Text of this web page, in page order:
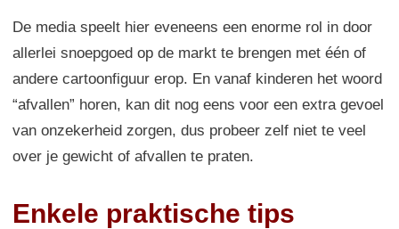
De media speelt hier eveneens een enorme rol in door
allerlei snoepgoed op de markt te brengen met één of
andere cartoonfiguur erop. En vanaf kinderen het woord
“afvallen” horen, kan dit nog eens voor een extra gevoel
van onzekerheid zorgen, dus probeer zelf niet te veel
over je gewicht of afvallen te praten.
Enkele praktische tips